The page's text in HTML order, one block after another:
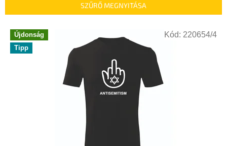
k
SZŰRŐ MEGNYITÁSA
T Újdonság
Tipp
Kód: 220654/4